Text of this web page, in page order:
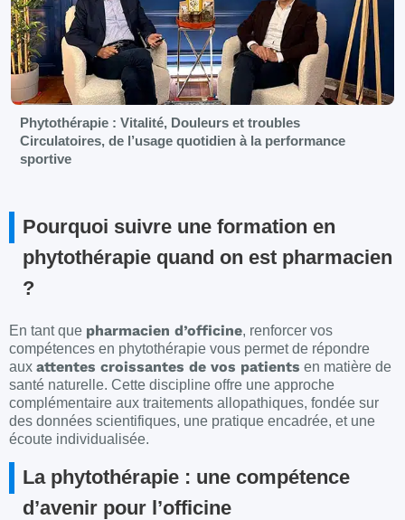
Phytothérapie : Vitalité, Douleurs et troubles
Circulatoires, de l’usage quotidien à la performance
sportive
Pourquoi suivre une formation en
phytothérapie quand on est pharmacien
?
En tant que pharmacien d’officine, renforcer vos
compétences en phytothérapie vous permet de répondre
aux attentes croissantes de vos patients en matière de
santé naturelle. Cette discipline offre une approche
complémentaire aux traitements allopathiques, fondée sur
des données scientifiques, une pratique encadrée, et une
écoute individualisée.
La phytothérapie : une compétence
d’avenir pour l’officine